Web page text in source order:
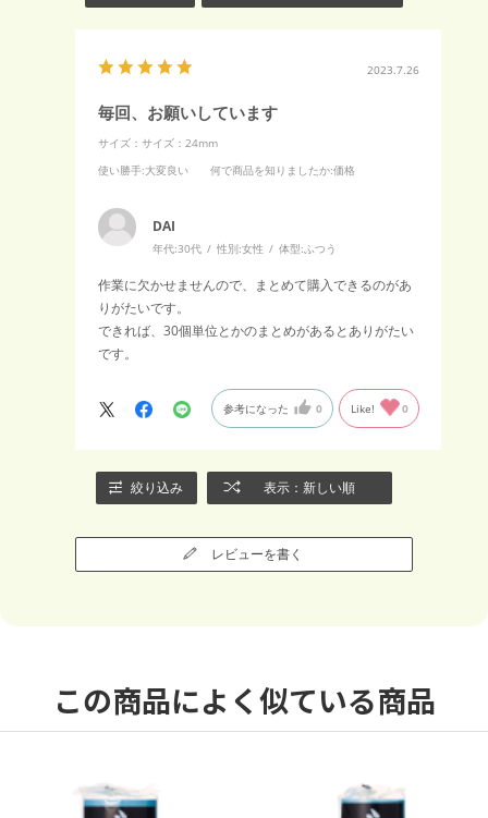
2023.7.26
毎回、お願いしています
サイズ：サイズ：24mm
使い勝手:大変良い 何で商品を知りましたか:価格
DAI
年代:30代 性別:女性 体型:ふつう
作業に欠かせませんので、まとめて購入できるのがあ
りがたいです。
できれば、30個単位とかのまとめがあるとありがたい
です。
参考になった 0 Like! 0
絞り込み 表示：新しい順
レビューを書く
この商品によく似ている商品